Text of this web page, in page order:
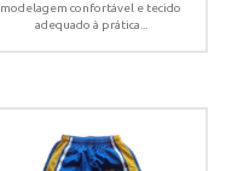
modelagem confortável e tecido
adequado à prática...